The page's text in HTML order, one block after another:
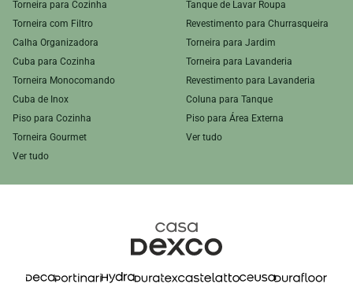
Torneira para Cozinha
Torneira com Filtro
Calha Organizadora
Cuba para Cozinha
Torneira Monocomando
Cuba de Inox
Piso para Cozinha
Torneira Gourmet
Ver tudo
Tanque de Lavar Roupa
Revestimento para Churrasqueira
Torneira para Jardim
Torneira para Lavanderia
Revestimento para Lavanderia
Coluna para Tanque
Piso para Área Externa
Ver tudo